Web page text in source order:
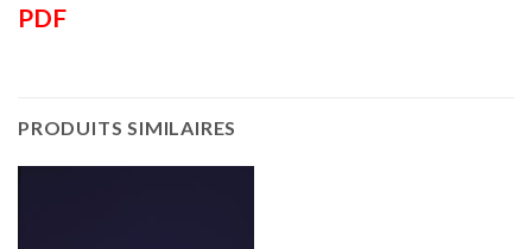
PDF
PRODUITS SIMILAIRES